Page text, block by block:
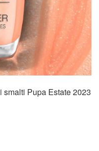
smalti Pupa Estate 2023